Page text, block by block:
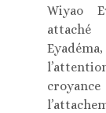
Wiyao